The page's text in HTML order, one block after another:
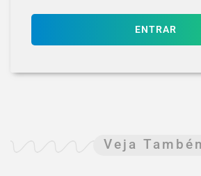
ENTRAR
Veja